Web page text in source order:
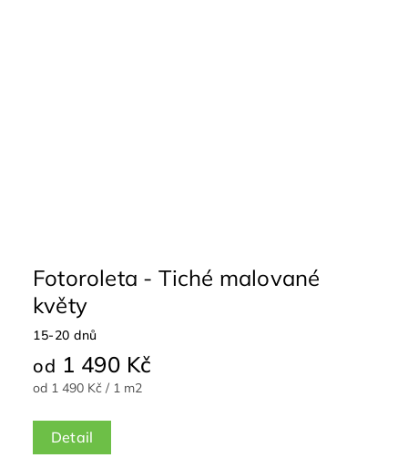
Fotoroleta - Tiché malované
květy
15-20 dnů
od 1 490 Kč
od 1 490 Kč / 1 m2
Detail